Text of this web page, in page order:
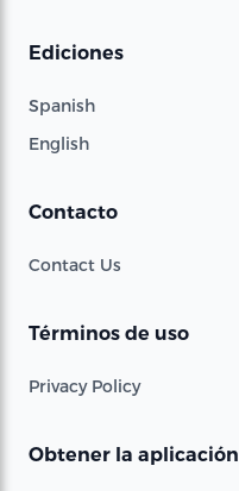
Ediciones
Spanish
English
Contacto
Contact Us
Términos de uso
Privacy Policy
Obtener la aplicación